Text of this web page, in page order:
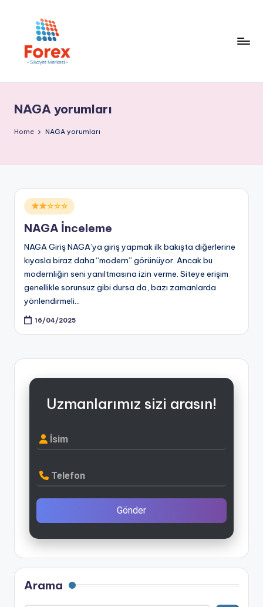
NAGA yorumları
Home NAGA yorumları
Posted
in
☆☆☆
NAGA İnceleme
NAGA Giriş NAGA’ya giriş yapmak ilk bakışta diğerlerine
kıyasla biraz daha “modern” görünüyor. Ancak bu
modernliğin seni yanıltmasına izin verme. Siteye erişim
genellikle sorunsuz gibi dursa da, bazı zamanlarda
yönlendirmeli…
16/04/2025
Uzmanlarımız sizi arasın!
İsim
Telefon
Gönder
Arama